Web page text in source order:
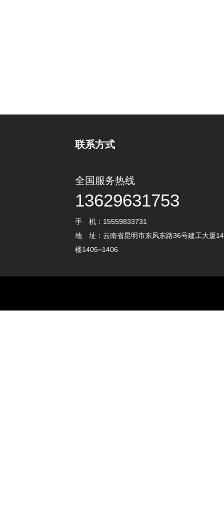
联系方式
全国服务热线
13629631753
手 机：15559833731
地 址：云南省昆明市东风东路36号建工大厦14
楼1405~1406